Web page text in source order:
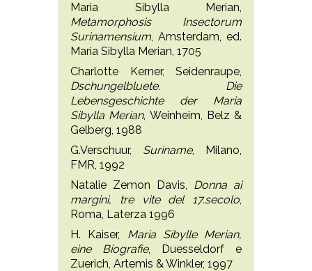
Maria Sibylla Merian,
Metamorphosis Insectorum
Surinamensium, Amsterdam, ed.
Maria Sibylla Merian, 1705
Charlotte Kerner, Seidenraupe,
Dschungelbluete. Die
Lebensgeschichte der Maria
Sibylla Merian, Weinheim, Belz &
Gelberg, 1988
G.Verschuur, Suriname, Milano,
FMR, 1992
Natalie Zemon Davis, Donna ai
margini, tre vite del 17.secolo,
Roma, Laterza 1996
H. Kaiser, Maria Sibylle Merian,
eine Biografie, Duesseldorf e
Zuerich, Artemis & Winkler, 1997